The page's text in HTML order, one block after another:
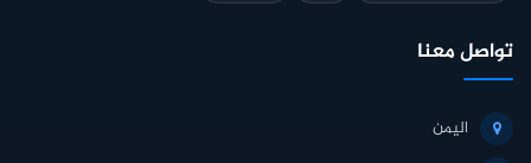
تواصل معنا
اليمن